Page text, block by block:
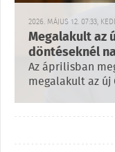
2026. MÁJUS 12. 07:33,
Megalakult az
döntéseknél
Az áprilisban
megalakult az új